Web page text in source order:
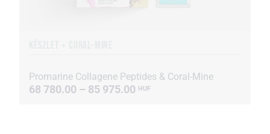
Promarine Collagene Peptides & Coral-Mine
68 780.00 – 85 975.00 HUF